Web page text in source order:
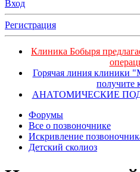
Вход
Регистрация
Клиника Бобыря
Горячая линия клиники
получите
АНАТОМИЧЕСКИЕ
Форумы
Все о позвоночнике
Искривление
Детский сколиоз